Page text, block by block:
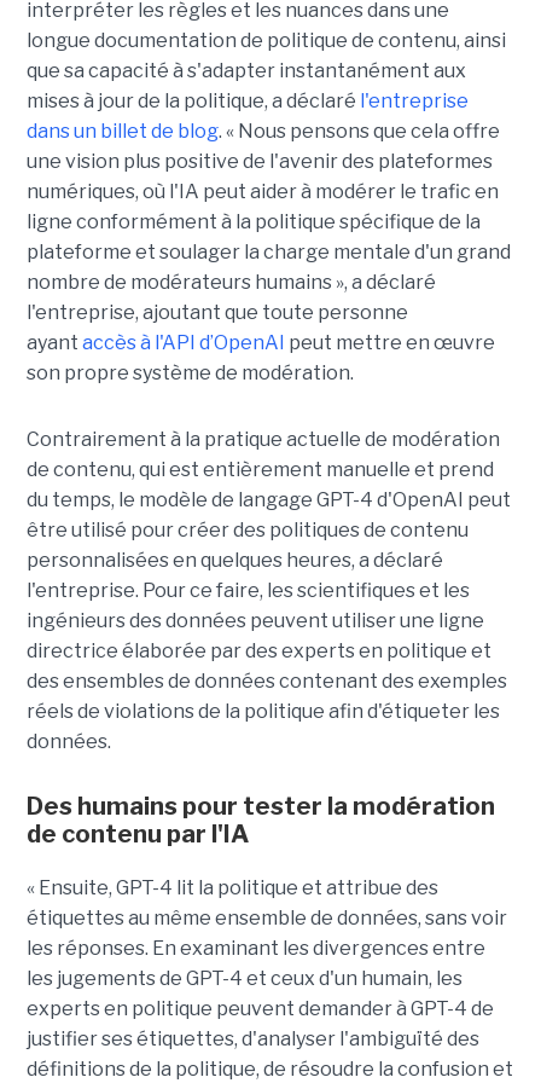
interpréter les règles et les nuances dans une
longue documentation de politique de contenu, ainsi
que sa capacité à s'adapter instantanément aux
mises à jour de la politique, a déclaré l'entreprise
dans un billet de blog. « Nous pensons que cela offre
une vision plus positive de l'avenir des plateformes
numériques, où l'IA peut aider à modérer le trafic en
ligne conformément à la politique spécifique de la
plateforme et soulager la charge mentale d'un grand
nombre de modérateurs humains », a déclaré
l'entreprise, ajoutant que toute personne
ayant accès à l'API d’OpenAI peut mettre en œuvre
son propre système de modération.
Contrairement à la pratique actuelle de modération
de contenu, qui est entièrement manuelle et prend
du temps, le modèle de langage GPT-4 d'OpenAI peut
être utilisé pour créer des politiques de contenu
personnalisées en quelques heures, a déclaré
l'entreprise. Pour ce faire, les scientifiques et les
ingénieurs des données peuvent utiliser une ligne
directrice élaborée par des experts en politique et
des ensembles de données contenant des exemples
réels de violations de la politique afin d'étiqueter les
données.
Des humains pour tester la modération
de contenu par l'IA
« Ensuite, GPT-4 lit la politique et attribue des
étiquettes au même ensemble de données, sans voir
les réponses. En examinant les divergences entre
les jugements de GPT-4 et ceux d'un humain, les
experts en politique peuvent demander à GPT-4 de
justifier ses étiquettes, d'analyser l'ambiguïté des
définitions de la politique, de résoudre la confusion et